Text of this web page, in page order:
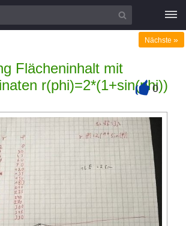
Flächeninhalt mit
r(phi)=2*(1+sin(phi))
Nächste »
0